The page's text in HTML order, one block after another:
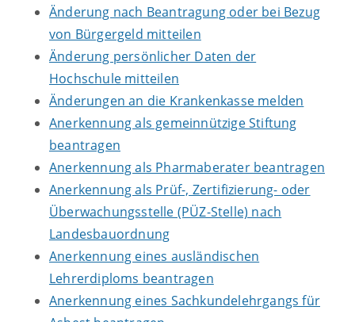
Änderung nach Beantragung oder bei Bezug
von Bürgergeld mitteilen
Änderung persönlicher Daten der
Hochschule mitteilen
Änderungen an die Krankenkasse melden
Anerkennung als gemeinnützige Stiftung
beantragen
Anerkennung als Pharmaberater beantragen
Anerkennung als Prüf-, Zertifizierung- oder
Überwachungsstelle (PÜZ-Stelle) nach
Landesbauordnung
Anerkennung eines ausländischen
Lehrerdiploms beantragen
Anerkennung eines Sachkundelehrgangs für